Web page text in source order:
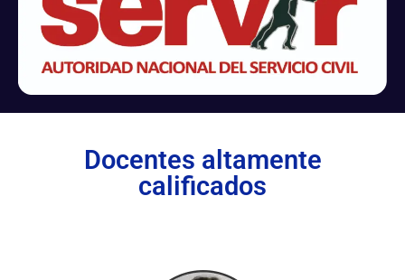
Docentes altamente
calificados